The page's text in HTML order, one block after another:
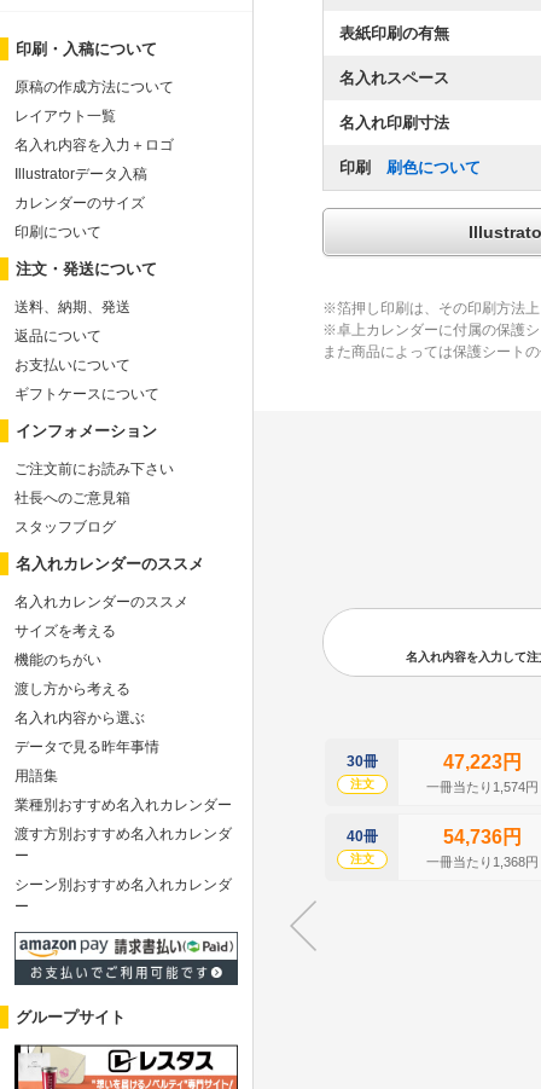
表紙印刷の有無
名入れスペース
名入れ印刷寸法
印刷 刷色について
※箔押し印刷は、その印刷方法
※卓上カレンダーに付属の保護
また商品によっては保護シート
名入れ内容を入力して
30冊
注文
47,223円
一冊当たり1,574円
40冊
注文
54,736円
一冊当たり1,368円
印刷・入稿について
原稿の作成方法について
レイアウト一覧
名入れ内容を入力＋ロゴ
Illustratorデータ入稿
カレンダーのサイズ
印刷について
注文・発送について
送料、納期、発送
返品について
お支払いについて
ギフトケースについて
インフォメーション
ご注文前にお読み下さい
社長へのご意見箱
スタッフブログ
名入れカレンダーのススメ
名入れカレンダーのススメ
サイズを考える
機能のちがい
渡し方から考える
名入れ内容から選ぶ
データで見る昨年事情
用語集
業種別おすすめ名入れカレンダー
渡す方別おすすめ名入れカレンダ
ー
シーン別おすすめ名入れカレンダ
ー
グループサイト